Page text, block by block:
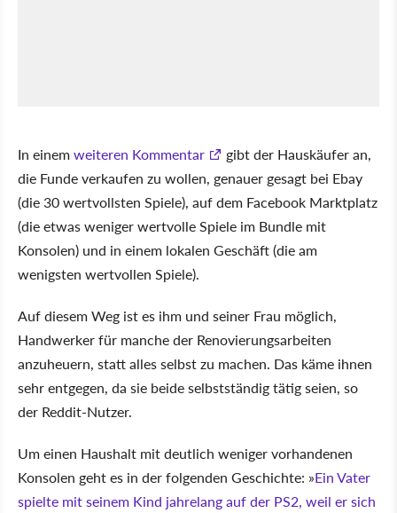
In einemweiteren Kommentar
gibt der Hauskäufer an,
die Funde verkaufen zu wollen, genauer gesagt bei Ebay
(die 30 wertvollsten Spiele), auf dem Facebook Marktplatz
(die etwas weniger wertvolle Spiele im Bundle mit
Konsolen) und in einem lokalen Geschäft (die am
wenigsten wertvollen Spiele).
Auf diesem Weg ist es ihm und seiner Frau möglich,
Handwerker für manche der Renovierungsarbeiten
anzuheuern, statt alles selbst zu machen. Das käme ihnen
sehr entgegen, da sie beide selbstständig tätig seien, so
der Reddit-Nutzer.
Um einen Haushalt mit deutlich weniger vorhandenen
Konsolen geht es in der folgenden Geschichte: Ein Vater
spielte mit seinem Kind jahrelang auf der PS2, weil er sich